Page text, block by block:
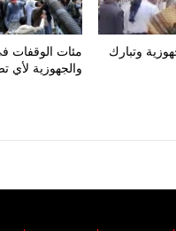
وتبارك
مئات الوقفات
والجهوزية لأي